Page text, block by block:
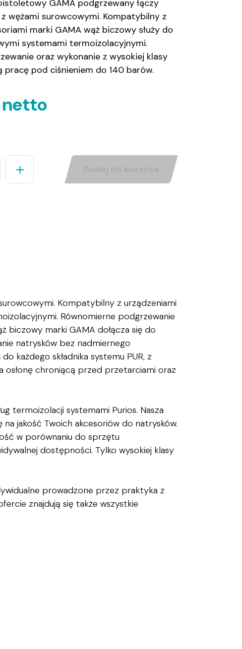
GAMA podgrzewany łączy
wężamisurowcowymi. Kompatybilny z
marki GAMA wąż biczowy służy do
systemami termoizolacyjnymi.
oraz wykonanie z wysokiej klasy
pracę pod ciśnieniem do 140 barów.
netto
Kompatybilny z urządzeniami
Równomierne podgrzewanie
biczowy marki GAMA dołącza się do
natrysków bez nadmiernego
każdego składnika systemu PUR, z
chroniącą przed przetarciami oraz
termoizolacji systemami Purios. Nasza
na jakość Twoich akcesoriów do natrysków.
w porównaniu do sprzętu
dostępności. Tylko wysokiej klasy
prowadzone przez praktyka z
znajdują się także wszystkie